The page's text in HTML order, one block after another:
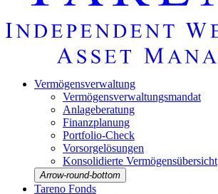
Vermö­gens­ver­wal­tung
Vermö­gens­ver­wal­tungs­mandat
Anlage­be­ra­tung
Finanz­pla­nung
Portfolio-Check
Vorsorgelösungen
Konso­li­dierte Vermö­gens­über­sicht
Arrow-round-bottom
Tareno Fonds